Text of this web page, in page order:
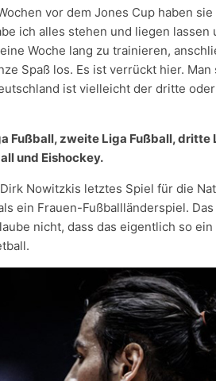
vor dem Jones Cup haben
ich alles stehen und liegen
Woche lang zu trainieren,
Spaß los. Es ist verrückt hier.
ist vielleicht der dritte
Fußball, zweite Liga Fußball,
und Eishockey.
Nowitzkis letztes Spiel für die
ein Frauen-Fußballländerspiel.
nicht, dass das eigentlich so